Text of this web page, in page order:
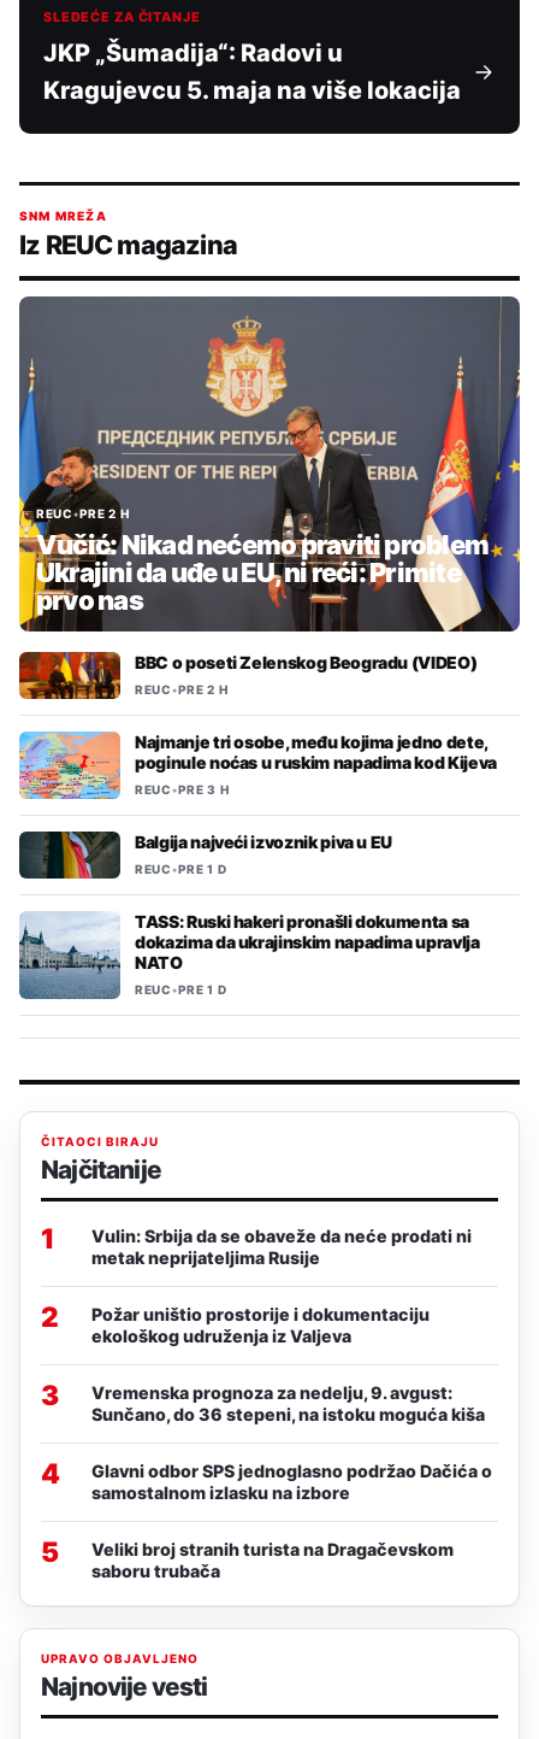
SLEDEĆE ZA ČITANJE
JKP „Šumadija“: Radovi u
Kragujevcu 5. maja na više lokacija
SNM MREŽA
Iz REUC magazina
REUC•PRE 2 H
Vučić: Nikad nećemo praviti problem
Ukrajini da uđe u EU, ni reći: Primite
prvo nas
BBC o poseti Zelenskog Beogradu (VIDEO)
REUC•PRE 2 H
Najmanje tri osobe, među kojima jedno dete,
poginule noćas u ruskim napadima kod Kijeva
REUC•PRE 3 H
Balgija najveći izvoznik piva u EU
REUC•PRE 1 D
TASS: Ruski hakeri pronašli dokumenta sa
dokazima da ukrajinskim napadima upravlja
NATO
REUC•PRE 1 D
ČITAOCI BIRAJU
Najčitanije
1
Vulin: Srbija da se obaveže da neće prodati ni
metak neprijateljima Rusije
2
Požar uništio prostorije i dokumentaciju
ekološkog udruženja iz Valjeva
3
Vremenska prognoza za nedelju, 9. avgust:
Sunčano, do 36 stepeni, na istoku moguća kiša
4
Glavni odbor SPS jednoglasno podržao Dačića o
samostalnom izlasku na izbore
5
Veliki broj stranih turista na Dragačevskom
saboru trubača
UPRAVO OBJAVLJENO
Najnovije vesti